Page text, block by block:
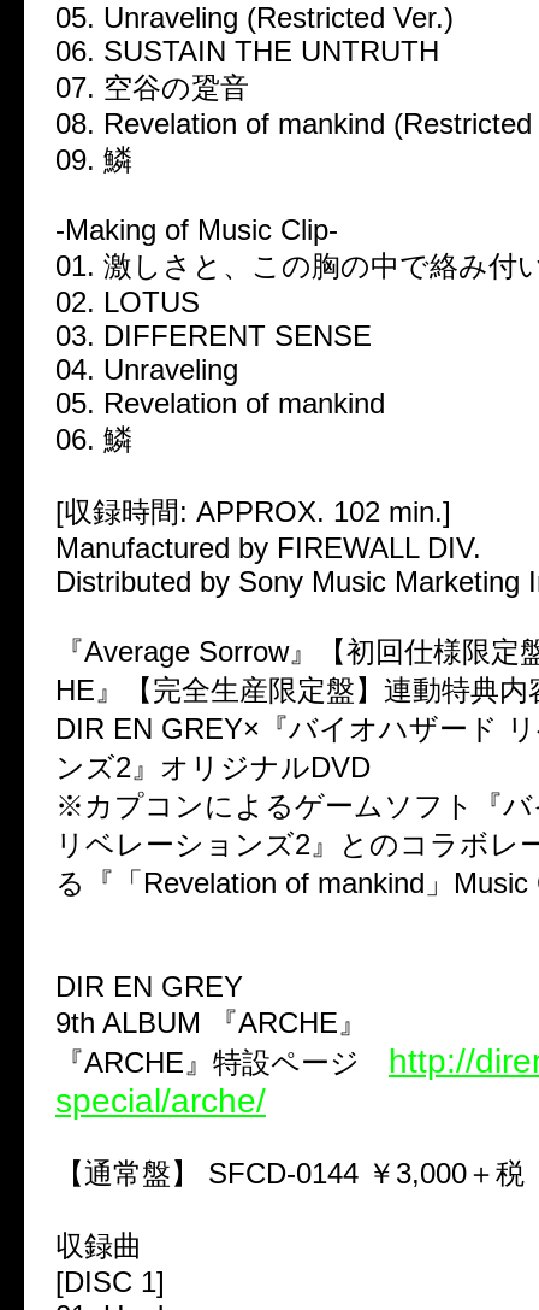
05. Unraveling (Restricted Ver.)
06. SUSTAIN THE UNTRUTH
07. 空谷の跫音
08. Revelation of mankind (Restricted
09. 鱗
-Making of Music Clip-
01. 激しさと、この胸の中で絡み付
02. LOTUS
03. DIFFERENT SENSE
04. Unraveling
05. Revelation of mankind
06. 鱗
[収録時間: APPROX. 102 min.]
Manufactured by FIREWALL DIV.
Distributed by Sony Music Marketing
『Average Sorrow』【初回仕様限定
HE』【完全生産限定盤】連動特典内
DIR EN GREY×『バイオハザード
ンズ2』オリジナルDVD
※カプコンによるゲームソフト『
リベレーションズ2』とのコラボレ
る『「Revelation of mankind」Music
DIR EN GREY
9th ALBUM 『ARCHE』
『ARCHE』特設ページ
http://
special/arche/
【通常盤】 SFCD-0144 ￥3,000＋税
収録曲
[DISC 1]